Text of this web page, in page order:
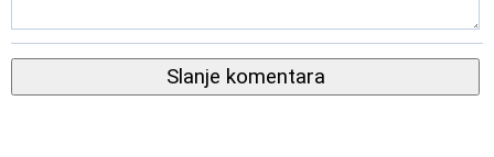
Slanje komentara